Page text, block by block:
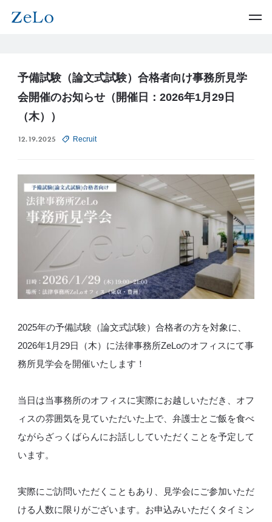
予備試験（論文式試験）合格者向け事務所見学
会開催のお知らせ（開催日：2026年1月29日
（木））
12.19.2025 Recruit
2025年の予備試験（論文式試験）合格者の方を対象に、
2026年1月29日（木）に法律事務所ZeLoのオフィスにて事
務所見学会を開催いたします！
当日は当事務所のオフィスに実際にお越しいただき、オフ
ィスの雰囲気を見ていただいた上で、弁護士とご飯を食べ
ながらざっくばらんにお話ししていただくことを予定して
います。
実際にご訪問いただくこともあり、見学会にご参加いただ
ける人数に限りがございます。お申込みいただくタイミン